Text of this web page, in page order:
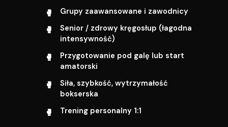
Grupy zaawansowane i zawodnicy
Senior / zdrowy kręgosłup (łagodna
intensywność)
Przygotowanie pod galę lub start
amatorski
Siła, szybkość, wytrzymałość
bokserska
Trening personalny 1:1